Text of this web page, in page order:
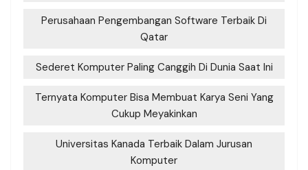
Perusahaan Pengembangan Software Terbaik Di
Qatar
Sederet Komputer Paling Canggih Di Dunia Saat Ini
Ternyata Komputer Bisa Membuat Karya Seni Yang
Cukup Meyakinkan
Universitas Kanada Terbaik Dalam Jurusan
Komputer